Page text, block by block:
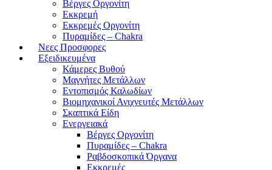
Βέργες Οργονίτη
Εκκρεμή
Εκκρεμές Οργονίτη
Πυραμίδες – Chakra
Νεες Προσφορες
Εξειδικευμένα
Κάμερες Βυθού
Μαγνήτες Μετάλλων
Εντοπισμός Καλωδίων
Βιομηχανικοί Ανιχνευτές Μετάλλων
Σκαπτικά Είδη
Ενεργειακά
Βέργες Οργονίτη
Πυραμίδες – Chakra
Ραβδοσκοπικά Όργανα
Εκκρεμές